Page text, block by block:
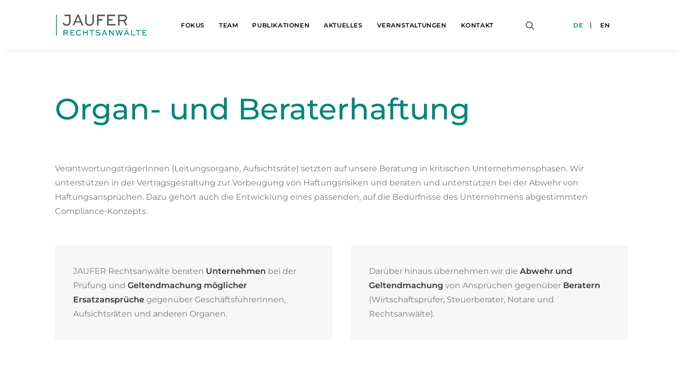
FOKUS TEAM PUBLIKATIONEN AKTUELLES VERANSTALTUNGEN KONTAKT DE EN
Organ- und Beraterhaftung
VerantwortungsträgerInnen (Leitungsorgane, Aufsichtsräte) setzten auf unsere Beratung in kritischen Unternehmensphasen. Wir
unterstützen in der Vertragsgestaltung zur Vorbeugung von Haftungsrisiken und beraten und unterstützen bei der Abwehr von
Haftungsansprüchen. Dazu gehört auch die Entwicklung eines passenden, auf die Bedürfnisse des Unternehmens abgestimmten
Compliance-Konzepts.
JAUFER Rechtsanwälte beraten Unternehmen bei der
Prüfung und Geltendmachung möglicher
Ersatzansprüche gegenüber GeschäftsführerInnen,
Aufsichtsräten und anderen Organen.
Darüber hinaus übernehmen wir die Abwehr und
Geltendmachung von Ansprüchen gegenüber Beratern
(Wirtschaftsprüfer, Steuerberater, Notare und
Rechtsanwälte).